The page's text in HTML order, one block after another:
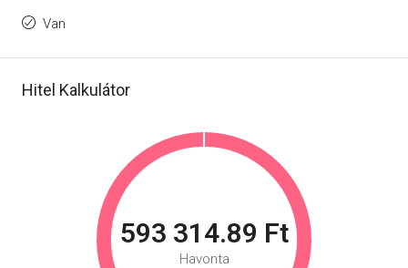
Van
Hitel Kalkulátor
593 314.89 Ft
Havonta